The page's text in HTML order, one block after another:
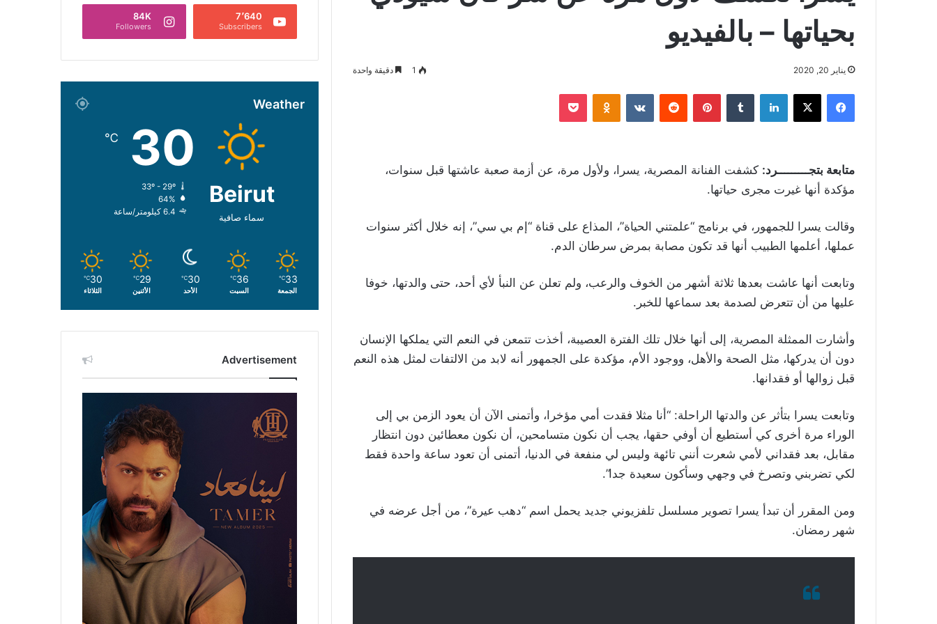
بحياتها – بالفيديو
يناير 20, 2020 1 دقيقة واحدة
فيسبوك ‫X لينكدإن بينتيريست Odnoklassniki
‫Pocket
متابعة بتجـــــــــرد: كشفت الفنانة المصرية، يسرا، ولأول مرة، عن أزمة صعبة عاشتها قبل سنوات،
مؤكدة أنها غيرت مجرى حياتها.
وقالت يسرا للجمهور، في برنامج “علمتني الحياة”، المذاع على قناة “إم بي سي”، إنه خلال أكثر سنوات
عملها، أعلمها الطبيب أنها قد تكون مصابة بمرض سرطان الدم.
وتابعت أنها عاشت بعدها ثلاثة أشهر من الخوف والرعب، ولم تعلن عن النبأ لأي أحد، حتى والدتها، خوفا
عليها من أن تتعرض لصدمة بعد سماعها للخبر.
وأشارت الممثلة المصرية، إلى أنها خلال تلك الفترة العصيبة، أخذت تتمعن في النعم التي يملكها الإنسان
دون أن يدركها، مثل الصحة والأهل، ووجود الأم، مؤكدة على الجمهور أنه لابد من الالتفات لمثل هذه النعم
قبل زوالها أو فقدانها.
وتابعت يسرا بتأثر عن والدتها الراحلة: “أنا مثلا فقدت أمي مؤخرا، وأتمنى الآن أن يعود الزمن بي إلى
الوراء مرة أخرى كي أستطيع أن أوفي حقها، يجب أن نكون متسامحين، أن نكون معطائين دون انتظار
مقابل، بعد فقداني لأمي شعرت أنني تائهة وليس لي منفعة في الدنيا، أتمنى أن تعود ساعة واحدة فقط
لكي تضربني وتصرخ في وجهي وسأكون سعيدة جدا”.
ومن المقرر أن تبدأ يسرا تصوير مسلسل تلفزيوني جديد يحمل اسم “دهب عيرة”، من أجل عرضه في
شهر رمضان.
7٬640
Subscribers
84K
Followers
Weather
Beirut
سماء صافية
30
℃
33º - 29º
64%
6.4 كيلومتر/ساعة
33
℃
الجمعة
36
℃
السبت
30
℃
الأحد
29
℃
الأثنين
30
℃
الثلاثاء
Advertisement